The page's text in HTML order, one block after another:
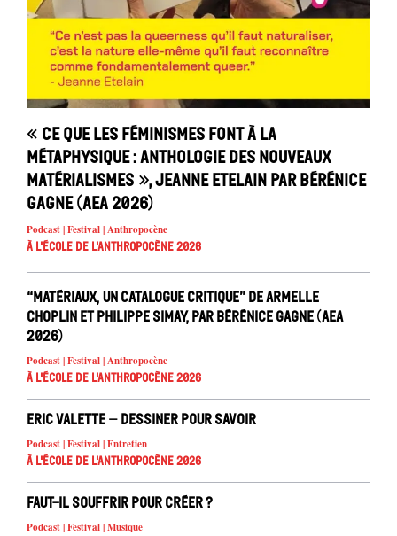
« Ce que les féminismes font à la
métaphysique : anthologie des nouveaux
matérialismes », Jeanne Etelain par Bérénice
Gagne (AEA 2026)
Podcast | Festival | Anthropocène
À l'école de l'Anthropocène 2026
“Matériaux, un catalogue critique” de Armelle
Choplin et Philippe Simay, par Bérénice Gagne (AEA
2026)
Podcast | Festival | Anthropocène
À l'école de l'Anthropocène 2026
Eric Valette – Dessiner pour savoir
Podcast | Festival | Entretien
À l'école de l'Anthropocène 2026
Faut-il souffrir pour créer ?
Podcast | Festival | Musique